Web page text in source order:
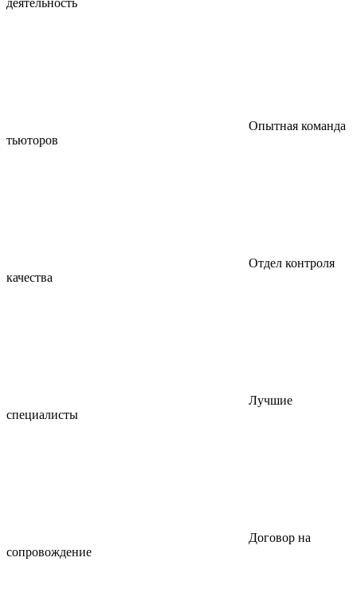
Опытная команда
тьюторов
Отдел контроля
качества
Лучшие
специалисты
Договор на
сопровождение